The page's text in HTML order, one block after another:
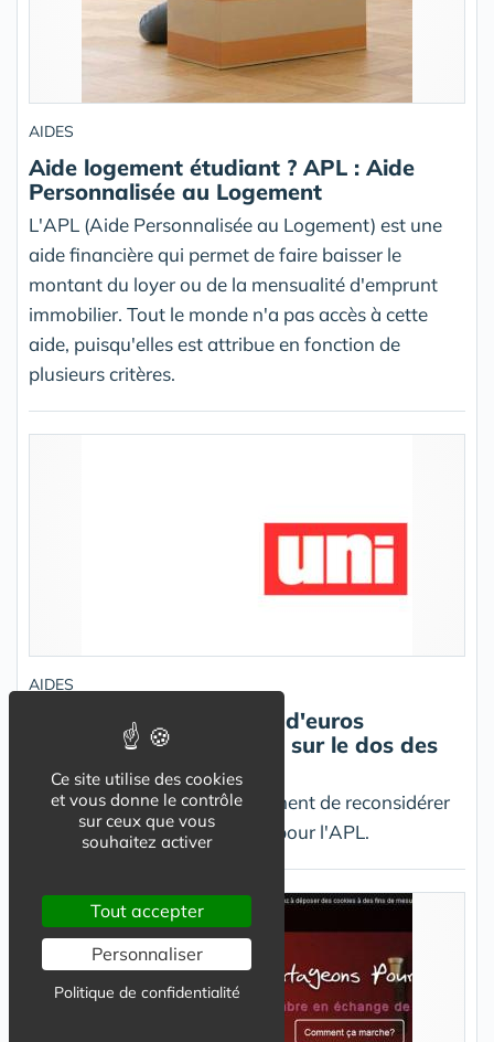
AIDES
Aide logement étudiant ? APL : Aide
Personnalisée au Logement
L'APL (Aide Personnalisée au Logement) est une
aide financière qui permet de faire baisser le
montant du loyer ou de la mensualité d'emprunt
immobilier. Tout le monde n'a pas accès à cette
aide, puisqu'elles est attribue en fonction de
plusieurs critères.
AIDES
Logement : 400 millions d'euros
d'économies envisagées sur le dos des
étudiants
L'UNI demande au gouvernement de reconsidérer
les modifications envisagées pour l'APL.
Ce site utilise des cookies
et vous donne le contrôle
sur ceux que vous
souhaitez activer
Tout accepter
Personnaliser
Politique de confidentialité